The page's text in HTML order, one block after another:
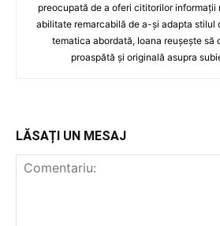
preocupată de a oferi cititorilor informații
abilitate remarcabilă de a-și adapta stilul
tematica abordată, Ioana reușește să
proaspătă și originală asupra
LĂSAȚI UN MESAJ